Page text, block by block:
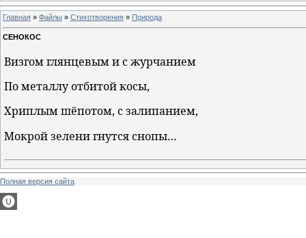
Главная » Файлы » Стихотворения » Природа
СЕНОКОС
Визгом глянцевым и с журчанием
По металлу отбитой косы,
Хриплым шёпотом, с залипанием,
Мокрой зелени гнутся снопы…
Полная версия сайта